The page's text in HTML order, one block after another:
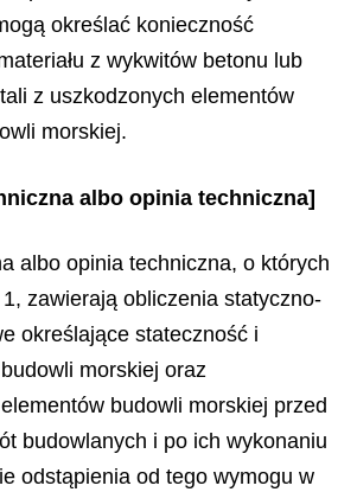
określać konieczność
z wykwitów betonu lub
z uszkodzonych elementów
morskiej.
albo opinia techniczna]
albo opinia techniczna, o których
zawierają obliczenia statyczno-
określające stateczność i
morskiej oraz
budowli morskiej przed
budowlanych i po ich wykonaniu
odstąpienia od tego wymogu w